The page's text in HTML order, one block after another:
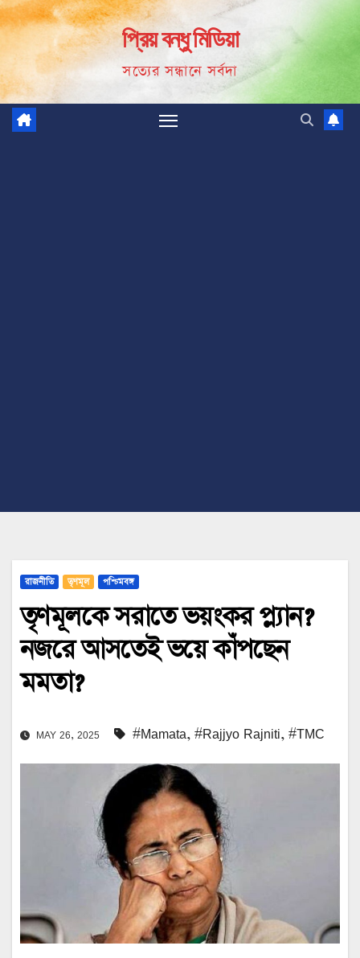
Skip
to
content
প্রিয় বন্ধু মিডিয়া
সত্যের সন্ধানে সর্বদা
রাজনীতি তৃণমূল পশ্চিমবঙ্গ
তৃণমূলকে সরাতে ভয়ংকর প্ল্যান?
নজরে আসতেই ভয়ে কাঁপছেন
মমতা?
MAY 26, 2025 #Mamata, #Rajjyo Rajniti, #TMC